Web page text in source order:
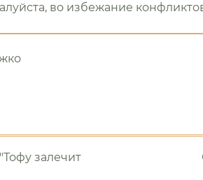
во избежание
залечит